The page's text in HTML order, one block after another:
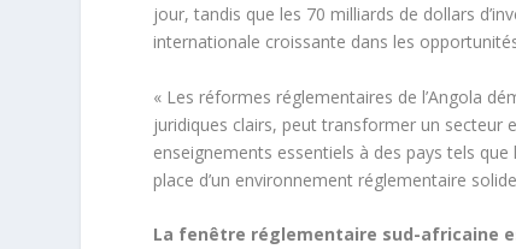
jour, tandis que les 70 milliards de dollars
internationale croissante dans les
« Les réformes réglementaires de l’Angola
juridiques clairs, peut transformer un secteur
enseignements essentiels à des pays tels que
place d’un environnement réglementaire
La fenêtre réglementaire sud-africaine